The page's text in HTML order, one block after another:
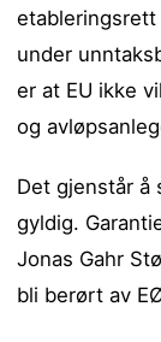
under
er at EU ikke
og
Det gjenstår å
gyldig.
Jonas Gahr
bli berørt av